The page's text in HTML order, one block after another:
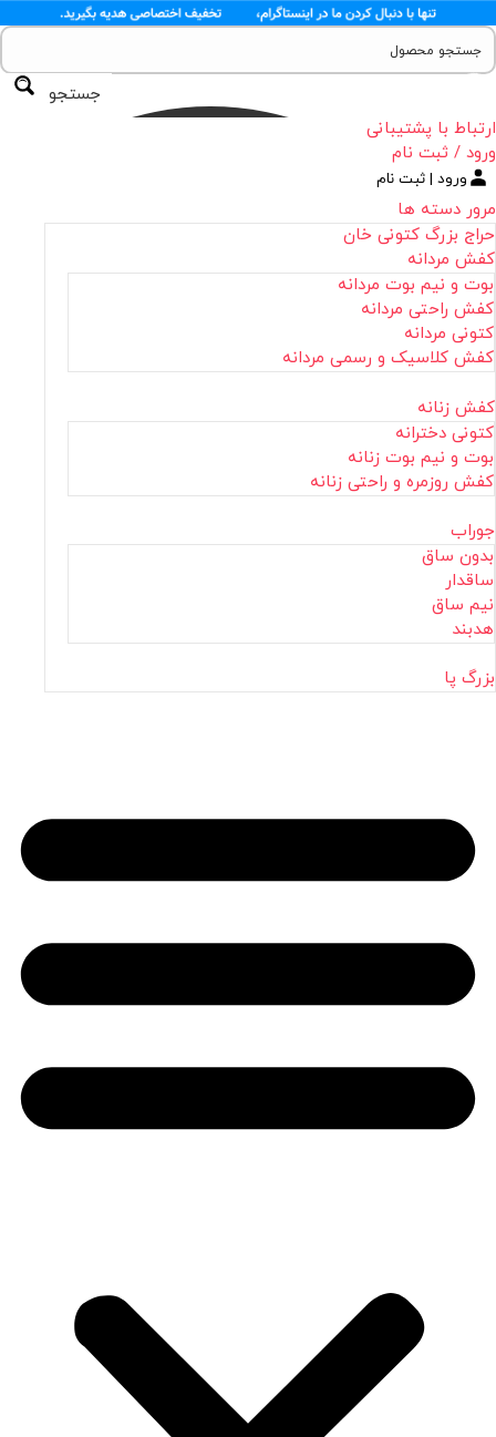
جستجو
ارتباط با پشتیبانی
ورود / ثبت نام
ورود | ثبت نام
مرور دسته ها
حراج بزرگ کتونی خان
کفش مردانه
بوت و نیم بوت مردانه
کفش راحتی مردانه
کتونی مردانه
کفش کلاسیک و رسمی مردانه
کفش زنانه
کتونی دخترانه
بوت و نیم بوت زنانه
کفش روزمره و راحتی زنانه
جوراب
بدون ساق
ساقدار
نیم ساق
هدبند
بزرگ پا